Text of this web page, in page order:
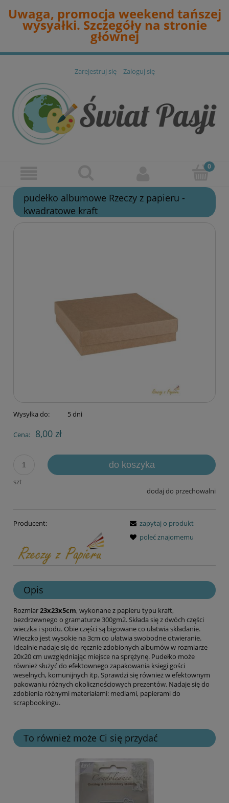
Uwaga, promocja weekend tańszej
wysyałki. Szczegóły na stronie
głównej
Zarejestruj się Zaloguj się
pudełko albumowe Rzeczy z papieru -
kwadratowe kraft
Wysyłka do: 5 dni
Cena: 8,00 zł
szt
do koszyka
dodaj do przechowalni
Producent:
zapytaj o produkt
poleć znajomemu
Opis
Rozmiar23x23x5cm, wykonane z papieru typu kraft,
bezdrzewnego o gramaturze 300gm2. Składa się z dwóch części
wieczka i spodu. Obie części są bigowane co ułatwia składanie.
Wieczko jest wysokie na 3cm co ułatwia swobodne otwieranie.
Idealnie nadaje się do ręcznie zdobionych albumów w rozmiarze
20x20 cm uwzględniając miejsce na sprężynę. Pudełko może
również służyć do efektownego zapakowania księgi gości
weselnych, komunijnych itp. Sprawdzi się również w efektownym
pakowaniu różnych okolicznościowych prezentów. Nadaje się do
zdobienia różnymi materiałami: mediami, papierami do
scrapbookingu.
To również może Ci się przydać